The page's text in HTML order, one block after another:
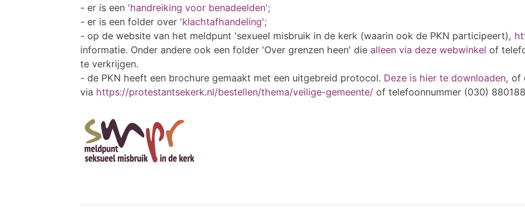
- er is een 'handreiking voor benadeelden';
- er is een folder over 'klachtafhandeling';
- op de website van het meldpunt 'sexueel misbruik in de kerk (waarin ook de PKN participeert),
informatie. Onder andere ook een folder 'Over grenzen heen' die alleen via deze webwinkel of
te verkrijgen.
- de PKN heeft een brochure gemaakt met een uitgebreid protocol. Deze is hier te downloaden, of
via https://protestantsekerk.nl/bestellen/thema/veilige-gemeente/ of telefoonnummer (030)